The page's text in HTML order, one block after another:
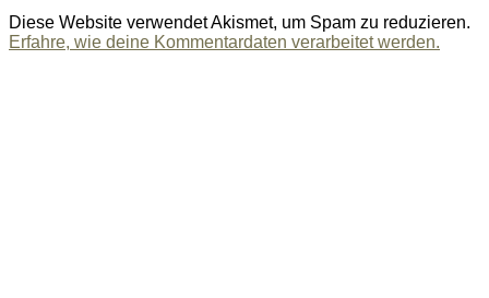
Diese Website verwendet Akismet, um Spam zu reduzieren.
Erfahre, wie deine Kommentardaten verarbeitet werden.